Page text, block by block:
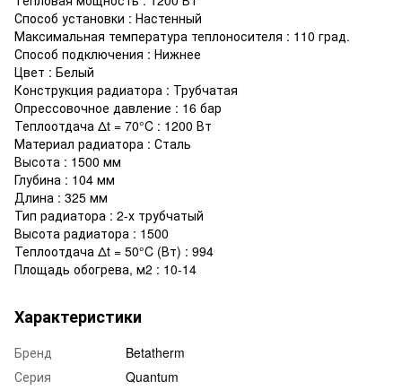
Способ установки : Настенный
Максимальная температура теплоносителя : 110 град.
Способ подключения : Нижнее
Цвет : Белый
Конструкция радиатора : Трубчатая
Опрессовочное давление : 16 бар
Теплоотдача Δt = 70°C : 1200 Вт
Материал радиатора : Сталь
Высота : 1500 мм
Глубина : 104 мм
Длина : 325 мм
Тип радиатора : 2-х трубчатый
Высота радиатора : 1500
Теплоотдача Δt = 50°C (Вт) : 994
Площадь обогрева, м2 : 10-14
Характеристики
Бренд
Betatherm
Серия
Quantum